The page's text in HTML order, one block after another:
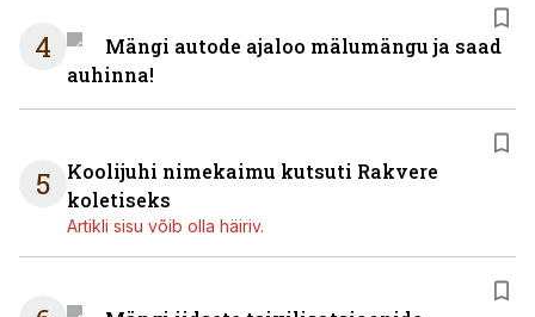
4
Mängi autode ajaloo mälumängu ja saad
auhinna!
5
Koolijuhi nimekaimu kutsuti Rakvere
koletiseks
Artikli sisu võib olla häiriv.